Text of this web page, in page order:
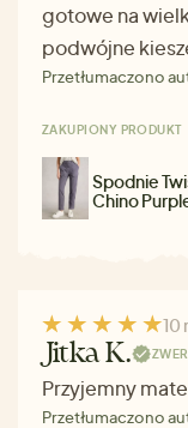
gotowe na
podwójne
Przetłumaczono
ZAKUPIONY PRODUKT
Spodnie
Chino
10
Jitka K.
Przyjemny
Przetłumaczono